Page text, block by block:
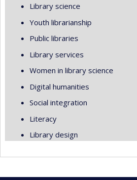
Library science
Youth librarianship
Public libraries
Library services
Women in library science
Digital humanities
Social integration
Literacy
Library design